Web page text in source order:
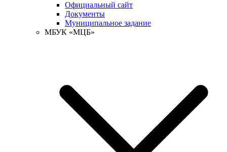
Официальный сайт
Документы
Муниципальное задание
МБУК «МЦБ»